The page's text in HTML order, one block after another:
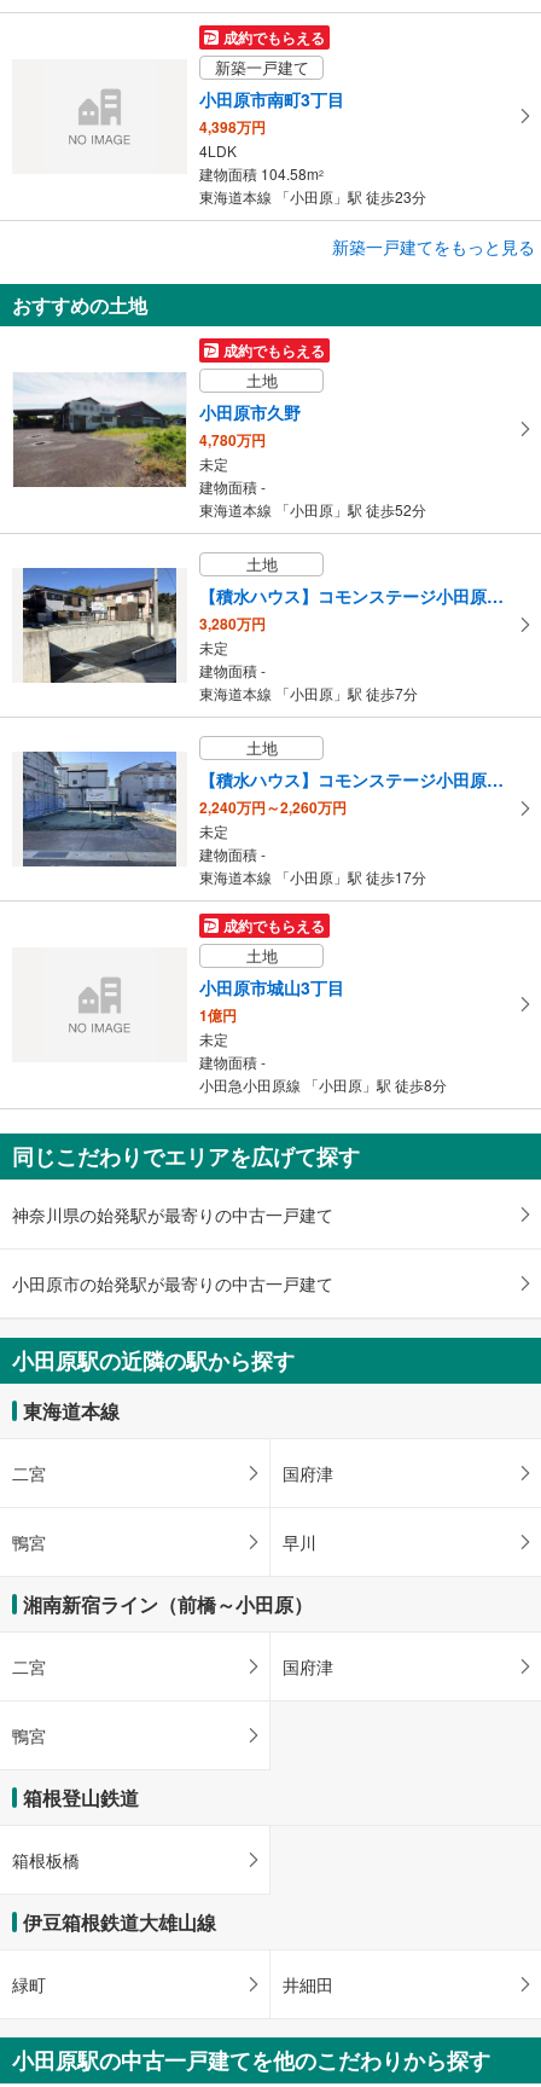
【小田急電鉄】
・駅構内触知案内板
成約でもらえる
新築一戸建て
小田原市南町3丁目
4,398万円
4LDK
建物面積 104.58m2
東海道本線 「小田原」駅 徒歩23分
3,080万円
4LDK
建物面積 94.77m
東海道本線 「小田原」駅 徒歩19分
新築一戸建てをもっと見る
おすすめの土地
成約でもらえる
土地
小田原市久野
4,780万円
未定
建物面積 -
東海道本線 「小田原」駅 徒歩52分
土地
【積水ハウス】コモンステージ小田原城山
3,280万円
未定
建物面積 -
東海道本線 「小田原」駅 徒歩7分
土地
【積水ハウス】コモンステージ小田原扇町
2,240万円～2,260万円
未定
建物面積 -
東海道本線 「小田原」駅 徒歩17分
成約でもらえる
土地
小田原市城山3丁目
1億円
未定
建物面積 -
小田急小田原線 「小田原」駅 徒歩8分
同じこだわりでエリアを広げて探す
神奈川県の始発駅が最寄りの中古一戸建て
小田原市の始発駅が最寄りの中古一戸建て
小田原駅の近隣の駅から探す
東海道本線
二宮 国府津
鴨宮 早川
湘南新宿ライン（前橋～小田原）
二宮 国府津
鴨宮
箱根登山鉄道
箱根板橋
伊豆箱根鉄道大雄山線
緑町 井細田
小田原駅の中古一戸建てを他のこだわりから探す